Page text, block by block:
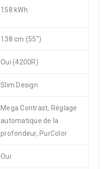
158 kWh
138 cm (55″)
Oui (4200R)
Slim Design
Mega Contrast, Réglage
automatique de la
profondeur, PurColor
Oui